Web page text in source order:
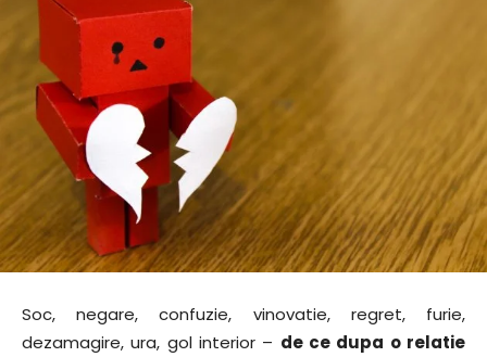
Soc, negare, confuzie, vinovatie, regret, furie,
dezamagire, ura, gol interior – de ce dupa o relatie